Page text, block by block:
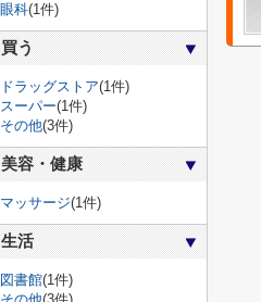
眼科(1件)
買う
ドラッグストア(1件)
スーパー(1件)
その他(3件)
美容・健康
マッサージ(1件)
生活
図書館(1件)